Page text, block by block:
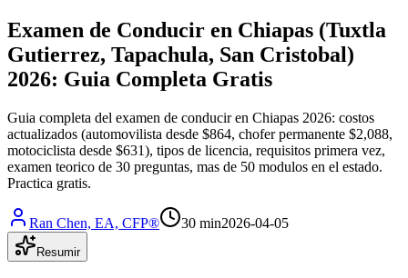
Examen de Conducir en Chiapas (Tuxtla
Gutierrez, Tapachula, San Cristobal)
2026: Guia Completa Gratis
Guia completa del examen de conducir en Chiapas 2026: costos
actualizados (automovilista desde $864, chofer permanente $2,088,
motociclista desde $631), tipos de licencia, requisitos primera vez,
examen teorico de 30 preguntas, mas de 50 modulos en el estado.
Practica gratis.
Ran Chen, EA, CFP® 30 min2026-04-05
Resumir